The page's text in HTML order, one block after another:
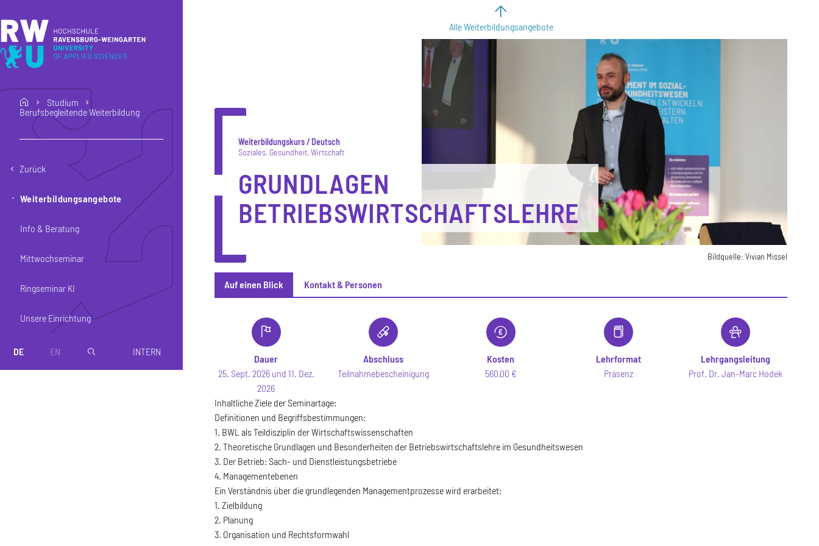
home
Studium
Berufsbegleitende Weiterbildung
Zurück
Weiterbildungsangebote
Info & Beratung
Mittwochseminar
Ringseminar KI
Unsere Einrichtung
DE EN magnifier INTERN
Alle Weiterbildungsangebote
Weiterbildungskurs
Deutsch
Soziales Gesundheit Wirtschaft
GRUNDLAGEN
BETRIEBSWIRTSCHAFTSLEHRE
Bildquelle: Vivian Missel
Auf einen Blick
Kontakt & Personen
Dauer
25. Sept. 2026 und 11. Dez.
2026
Abschluss
Teilnahmebescheinigung
Kosten
560,00 €
Lehrformat
Präsenz
Lehrgangsleitung
Prof. Dr. Jan-Marc Hodek
Inhaltliche Ziele der Seminartage:
Definitionen und Begriffsbestimmungen:
1. BWL als Teildisziplin der Wirtschaftswissenschaften
2. Theoretische Grundlagen und Besonderheiten der Betriebswirtschaftslehre im Gesundheitswesen
3. Der Betrieb: Sach- und Dienstleistungsbetriebe
4. Managementebenen
Ein Verständnis über die grundlegenden Managementprozesse wird erarbeitet:
1. Zielbildung
2. Planung
3. Organisation und Rechtsformwahl